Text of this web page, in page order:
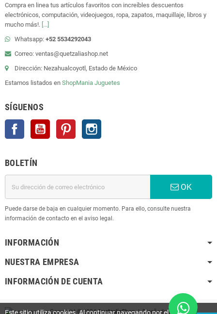
Compra en linea tus artículos favoritos con increíbles descuentos
electrónicos, computación, videojuegos, ropa, zapatos, maquillaje, libros y
mucho más!. [...]
Whatsapp: +52 5534292043
Correo: ventas@quetzaliashop.net
Dirección: Nezahualcoyotl, Estado de México
Estamos listados en ShopMania Juguetes
SÍGUENOS
Facebook YouTube Pinterest
BOLETÍN
OK
Puede darse de baja en cualquier momento. Para ello, consulte nuestra
información de contacto en el aviso legal.
INFORMACIÓN
NUESTRA EMPRESA
INFORMACIÓN DE CUENTA
Copyright © 2024QuetzaliaShop| Diseñado porK